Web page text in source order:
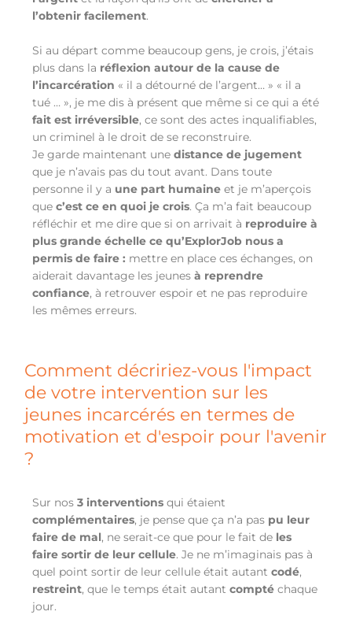
l’obtenir facilement.
Si au départ comme beaucoup gens, je crois, j’étais
plus dans la réflexion autour de la cause de
l’incarcération « il a détourné de l’argent… » « il a
tué … », je me dis à présent que même si ce qui a été
fait est irréversible, ce sont des actes inqualifiables,
un criminel à le droit de se reconstruire.
Je garde maintenant unedistance de jugement
que je n’avais pas du tout avant. Dans toute
personne il y a une part humaine et je m’aperçois
quec’est ce en quoi je crois. Ça m’a fait beaucoup
réfléchir et me dire que si on arrivait à reproduire à
plus grande échelle ce qu’ExplorJob nous a
permis de faire : mettre en place ces échanges, on
aiderait davantage les jeunes à reprendre
confiance, à retrouver espoir et ne pas reproduire
les mêmes erreurs.
Comment décririez-vous l'impact
de votre intervention sur les
jeunes incarcérés en termes de
motivation et d'espoir pour l'avenir
?
Sur nos3 interventions qui étaient
complémentaires, je pense que ça n’a pas pu leur
faire de mal, ne serait-ce que pour le fait de les
faire sortir de leur cellule. Je ne m’imaginais pas à
quel point sortir de leur cellule était autantcodé,
restreint, que le temps était autantcompté chaque
jour.